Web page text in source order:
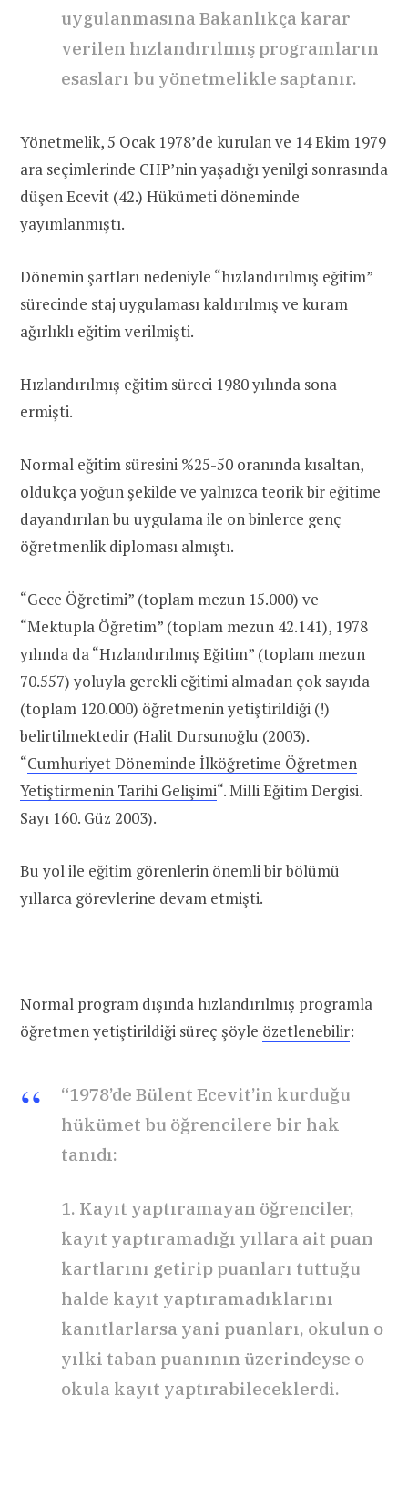
uygulanmasına Bakanlıkça karar
verilen hızlandırılmış programların
esasları bu yönetmelikle saptanır.
Yönetmelik, 5 Ocak 1978’de kurulan ve 14 Ekim 1979
ara seçimlerinde CHP’nin yaşadığı yenilgi sonrasında
düşen Ecevit (42.) Hükümeti döneminde
yayımlanmıştı.
Dönemin şartları nedeniyle “hızlandırılmış eğitim”
sürecinde staj uygulaması kaldırılmış ve kuram
ağırlıklı eğitim verilmişti.
Hızlandırılmış eğitim süreci 1980 yılında sona
ermişti.
Normal eğitim süresini %25-50 oranında kısaltan,
oldukça yoğun şekilde ve yalnızca teorik bir eğitime
dayandırılan bu uygulama ile on binlerce genç
öğretmenlik diploması almıştı.
“Gece Öğretimi” (toplam mezun 15.000) ve
“Mektupla Öğretim” (toplam mezun 42.141), 1978
yılında da “Hızlandırılmış Eğitim” (toplam mezun
70.557) yoluyla gerekli eğitimi almadan çok sayıda
(toplam 120.000) öğretmenin yetiştirildiği (!)
belirtilmektedir (Halit Dursunoğlu (2003).
“Cumhuriyet Döneminde İlköğretime Öğretmen
Yetiştirmenin Tarihi Gelişimi“. Milli Eğitim Dergisi.
Sayı 160. Güz 2003).
Bu yol ile eğitim görenlerin önemli bir bölümü
yıllarca görevlerine devam etmişti.
Normal program dışında hızlandırılmış programla
öğretmen yetiştirildiği süreç şöyle özetlenebilir:
“1978’de Bülent Ecevit’in kurduğu
hükümet bu öğrencilere bir hak
tanıdı:
1. Kayıt yaptıramayan öğrenciler,
kayıt yaptıramadığı yıllara ait puan
kartlarını getirip puanları tuttuğu
halde kayıt yaptıramadıklarını
kanıtlarlarsa yani puanları, okulun o
yılki taban puanının üzerindeyse o
okula kayıt yaptırabileceklerdi.